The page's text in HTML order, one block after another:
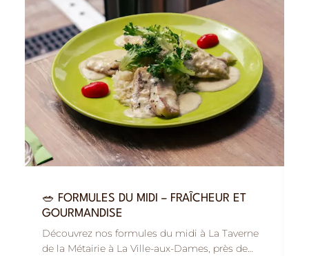
🥗 FORMULES DU MIDI – FRAÎCHEUR ET
GOURMANDISE
Découvrez nos formules du midi à La Taverne
de la Métairie à La Ville-aux-Dames, près de